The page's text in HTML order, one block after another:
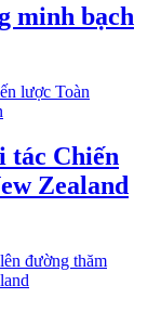
minh bạch
tác Chiến
Zealand